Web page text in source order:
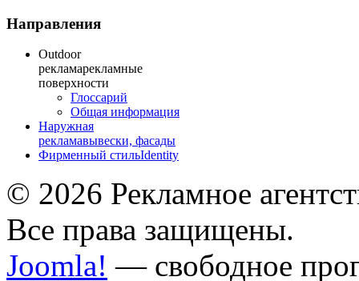
Направления
Outdoor
рекламарекламные
поверхности
Глоссарий
Общая информация
Наружная
рекламавывески, фасады
Фирменный стильIdentity
© 2026 Рекламное
Все права защищены.
Joomla! — свободное